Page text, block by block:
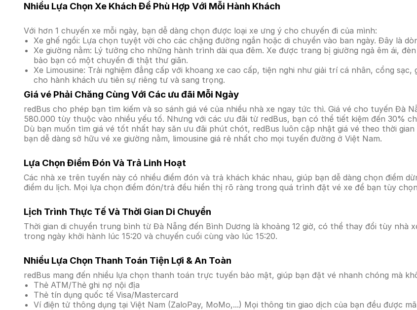
Nhiều Lựa Chọn Xe Khách Để Phù Hợp Với Mỗi Hành Khách
Với hơn 1 chuyến xe mỗi ngày, bạn dễ dàng chọn được loại xe ưng ý cho chuyến đi của mình:
Xe ghế ngồi: Lựa chọn tuyệt vời cho các chặng đường ngắn hoặc di chuyển vào ban ngày. Đây là
Xe giường nằm: Lý tưởng cho những hành trình dài qua đêm. Xe được trang bị giường ngả êm ái,
bảo bạn có một chuyến đi thật thư giãn.
Xe Limousine: Trải nghiệm đẳng cấp với khoang xe cao cấp, tiện nghi như giải trí cá nhân, cổng
cho hành khách ưu tiên sự riêng tư và sang trọng.
Giá vé Phải Chăng Cùng Với Các ưu đãi Mỗi Ngày
redBus cho phép bạn tìm kiếm và so sánh giá vé của nhiều nhà xe ngay tức thì. Giá vé cho tuyến Đà
580.000 tùy thuộc vào nhiều yếu tố. Nhưng với các ưu đãi từ redBus, bạn có thể tiết kiệm đến 30%
Dù bạn muốn tìm giá vé tốt nhất hay săn ưu đãi phút chót, redBus luôn cập nhật giá vé theo thời
bạn dễ dàng sở hữu vé xe giường nằm, limousine giá rẻ nhất cho mọi tuyến đường ở Việt Nam.
Lựa Chọn Điểm Đón Và Trả Linh Hoạt
Các nhà xe trên tuyến này có nhiều điểm đón và trả khách khác nhau, giúp bạn dễ dàng chọn điểm
điểm du lịch. Mọi lựa chọn điểm đón/trả đều hiển thị rõ ràng trong quá trình đặt vé xe để bạn tùy
Lịch Trình Thực Tế Và Thời Gian Di Chuyển
Thời gian di chuyển trung bình từ Đà Nẵng đến Bình Dương là khoảng 12 giờ, có thể thay đổi tùy nhà
trong ngày khởi hành lúc 15:20 và chuyến cuối cùng vào lúc 15:20.
Nhiều Lựa Chọn Thanh Toán Tiện Lợi & An Toàn
redBus mang đến nhiều lựa chọn thanh toán trực tuyến bảo mật, giúp bạn đặt vé nhanh chóng mà
Thẻ ATM/Thẻ ghi nợ nội địa
Thẻ tín dụng quốc tế Visa/Mastercard
Ví điện tử thông dụng tại Việt Nam (ZaloPay, MoMo,...) Mọi thông tin giao dịch của bạn đều được